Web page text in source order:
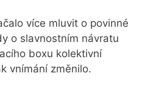
více mluvit o povinné
o slavnostním návratu
boxu kolektivní
vnímání změnilo.